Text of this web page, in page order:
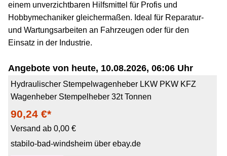
einem unverzichtbaren Hilfsmittel für Profis und
Hobbymechaniker gleichermaßen. Ideal für Reparatur-
und Wartungsarbeiten an Fahrzeugen oder für den
Einsatz in der Industrie.
Angebote von heute, 10.08.2026, 06:06 Uhr
Hydraulischer Stempelwagenheber LKW PKW KFZ
Wagenheber Stempelheber 32t Tonnen
90,24 €*
Versand ab 0,00 €
stabilo-bad-windsheim über ebay.de